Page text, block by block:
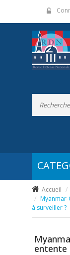
Accueil
à surveiller ?
entente